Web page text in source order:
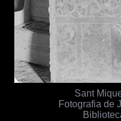
Sant
Fotografia de